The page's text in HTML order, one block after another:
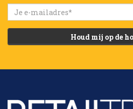
Houd mij op de